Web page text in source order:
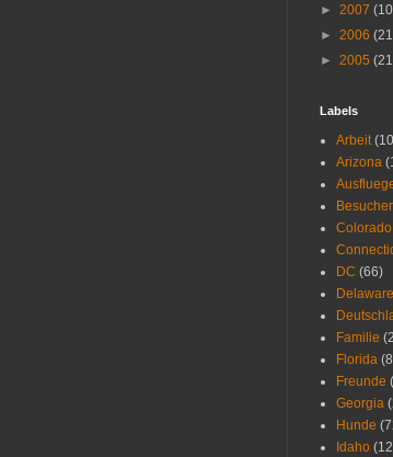
► 2007
► 2006
► 2005
Labels
Arbeit
Arizona
Besucher
Colorado
DC (66)
Delaware
Familie
Florida
Freunde
Georgia
Hunde
Idaho